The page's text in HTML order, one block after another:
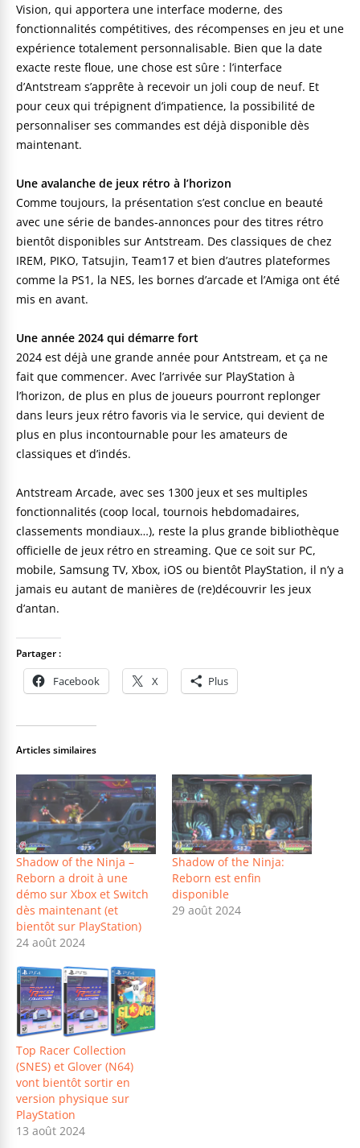
Vision, qui apportera une interface moderne, des
fonctionnalités compétitives, des récompenses en jeu et une
expérience totalement personnalisable. Bien que la date
exacte reste floue, une chose est sûre : l’interface
d’Antstream s’apprête à recevoir un joli coup de neuf. Et
pour ceux qui trépignent d’impatience, la possibilité de
personnaliser ses commandes est déjà disponible dès
maintenant.
Une avalanche de jeux rétro à l’horizon
Comme toujours, la présentation s’est conclue en beauté
avec une série de bandes-annonces pour des titres rétro
bientôt disponibles sur Antstream. Des classiques de chez
IREM, PIKO, Tatsujin, Team17 et bien d’autres plateformes
comme la PS1, la NES, les bornes d’arcade et l’Amiga ont été
mis en avant.
Une année 2024 qui démarre fort
2024 est déjà une grande année pour Antstream, et ça ne
fait que commencer. Avec l’arrivée sur PlayStation à
l’horizon, de plus en plus de joueurs pourront replonger
dans leurs jeux rétro favoris via le service, qui devient de
plus en plus incontournable pour les amateurs de
classiques et d’indés.
Antstream Arcade, avec ses 1300 jeux et ses multiples
fonctionnalités (coop local, tournois hebdomadaires,
classements mondiaux…), reste la plus grande bibliothèque
officielle de jeux rétro en streaming. Que ce soit sur PC,
mobile, Samsung TV, Xbox, iOS ou bientôt PlayStation, il n’y a
jamais eu autant de manières de (re)découvrir les jeux
d’antan.
Partager :
Facebook X Plus
Articles similaires
Shadow of the Ninja –
Reborn a droit à une
démo sur Xbox et Switch
dès maintenant (et
bientôt sur PlayStation)
24 août 2024
Shadow of the Ninja:
Reborn est enfin
disponible
29 août 2024
Top Racer Collection
(SNES) et Glover (N64)
vont bientôt sortir en
version physique sur
PlayStation
13 août 2024